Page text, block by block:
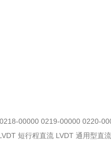
00000 0219-00000 0220-
短行程直流 LVDT 通用型直